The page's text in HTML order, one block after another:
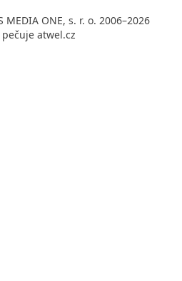
ONE, s. r. o. 2006–2026